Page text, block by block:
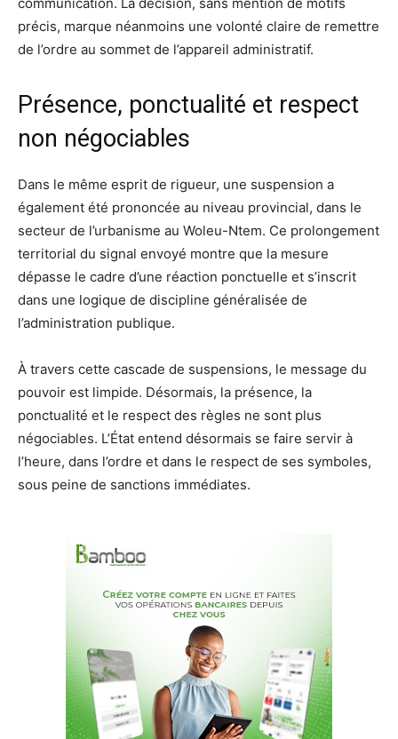
précis, marque néanmoins une volonté claire de remettre
de l’ordre au sommet de l’appareil administratif.
Présence, ponctualité et respect
non négociables
Dans le même esprit de rigueur, une suspension a
également été prononcée au niveau provincial, dans le
secteur de l’urbanisme au Woleu-Ntem. Ce prolongement
territorial du signal envoyé montre que la mesure
dépasse le cadre d’une réaction ponctuelle et s’inscrit
dans une logique de discipline généralisée de
l’administration publique.
À travers cette cascade de suspensions, le message du
pouvoir est limpide. Désormais, la présence, la
ponctualité et le respect des règles ne sont plus
négociables. L’État entend désormais se faire servir à
l’heure, dans l’ordre et dans le respect de ses symboles,
sous peine de sanctions immédiates.